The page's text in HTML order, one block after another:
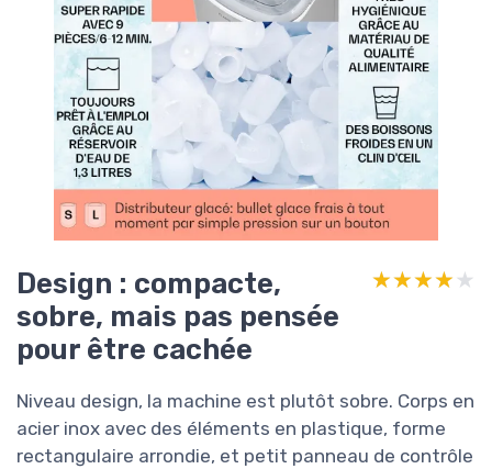
Design : compacte,
sobre, mais pas pensée
pour être cachée
★★★★★
★★★★★
Niveau design, la machine est plutôt sobre. Corps en
acier inox avec des éléments en plastique, forme
rectangulaire arrondie, et petit panneau de contrôle